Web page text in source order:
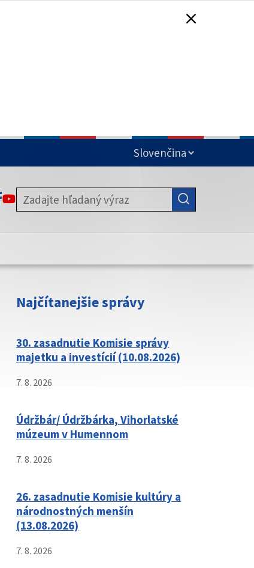
Zabezpečená stránka vždy začína
sídla.
SA OTVORÍ NA NOVEJ KARTE
ODKAZ SA OTVORÍ NA NOVEJ KARTE
ODKAZ SA OTVORÍ NA NOVEJ KARTE
Najčítanejšie správy
30. zasadnutie Komisie správy
majetku a investícií (10.08.2026)
7. 8. 2026
Údržbár/ Údržbárka, Vihorlatské
múzeum v Humennom
7. 8. 2026
26. zasadnutie Komisie kultúry a
národnostných menšín
(13.08.2026)
7. 8. 2026